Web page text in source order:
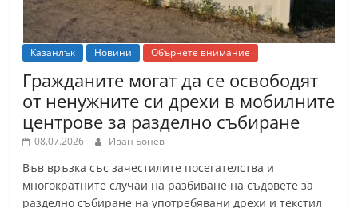
Казанлък Новини Обърнете внимание
Гражданите могат да се освободят
от ненужните си дрехи в мобилните
центрове за разделно събиране
08.07.2026 Иван Бонев
Във връзка със зачестилите посегателства и
многократните случаи на разбиване на съдовете за
разделно събиране на употребявани дрехи и текстил